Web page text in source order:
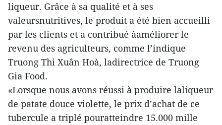
liqueur. Grâce à sa qualité et à ses
valeursnutritives, le produit a été bien accueilli
par les clients et a contribué àaméliorer le
revenu des agriculteurs, comme l’indique
Truong Thi Xuân Hoà, ladirectrice de Truong
Gia Food.
«Lorsque nous avons réussi à produire laliqueur
de patate douce violette, le prix d’achat de ce
tubercule a triplé pouratteindre 15.000 mille